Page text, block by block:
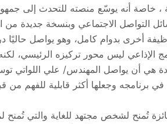
، خاصة أنه يوسّع منصته للتحدث إلى
التواصل الاجتماعي وبنسخة جديدة من
أخرى بدوام كامل، وهو يواصل حاليًا
الإذاعي ليس محور تركيزه الرئيسي،
هي أن يواصل المهندس/ علي اللواتي
برنامجه وجعلها أكثر قابلية للفهم من
تُمنح لشخص مجتهد للغاية والتي